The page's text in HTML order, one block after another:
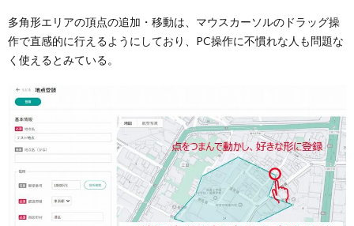
多角形エリアの頂点の追加・移動は、マウスカーソルのドラッグ操
作で直感的に行えるようにしており、PC操作に不慣れな人も問題な
く使えるとみている。